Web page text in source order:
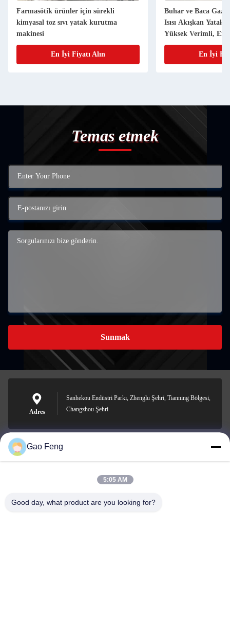
Farmasötik ürünler için sürekli
kimyasal toz sıvı yatak kurutma
makinesi
En İyi Fiyatı Alın
Buhar ve Baca Gazı
Isısı Akışkan
Yüksek Verimli,
Geniş Uygulama
En İyi
Temas etmek
Sunmak
Adres
Sanhekou Endüstri Parkı, Zhenglu Şehri, Tianning Bölgesi,
Changzhou Şehri
suli@sulidry.com
Gao Feng
5:05 AM
Good day, what product are you looking for?